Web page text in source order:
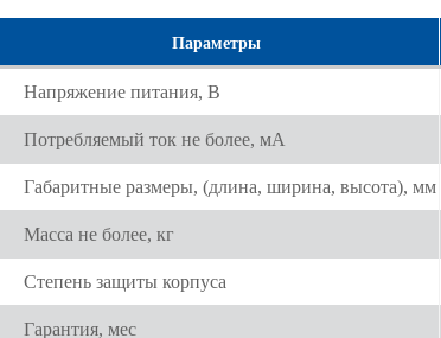
Параметры
Напряжение питания, В
Потребляемый ток не более, мА
Габаритные размеры, (длина, ширина, высота), мм
Масса не более, кг
Степень защиты корпуса
Гарантия, мес